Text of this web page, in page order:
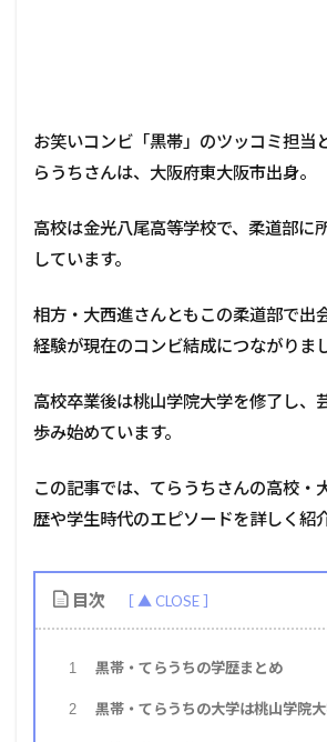
お笑いコンビ「黒帯」のツッコミ担当
らうちさんは、大阪府東大阪市出身。
高校は金光八尾高等学校で、柔道部に
しています。
相方・大西進さんともこの柔道部で出
経験が現在のコンビ結成につながりま
高校卒業後は桃山学院大学を修了し、
歩み始めています。
この記事では、てらうちさんの高校・
歴や学生時代のエピソードを詳しく紹
目次
1 黒帯・てらうちの学歴まとめ
2 黒帯・てらうちの大学は桃山学院